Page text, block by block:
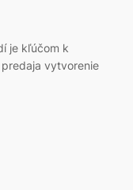
je kľúčom k
vytvorenie